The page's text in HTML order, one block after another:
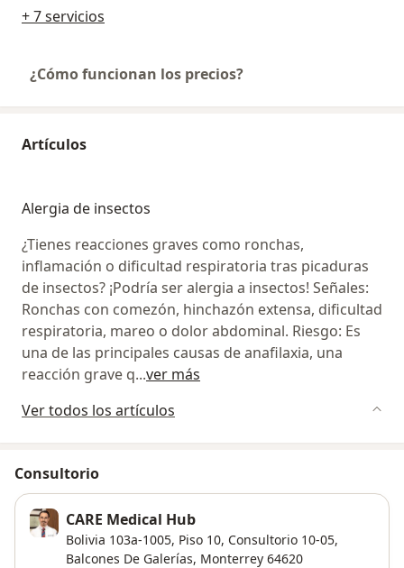
+ 7 servicios
¿Cómo funcionan los precios?
Artículos
Alergia de insectos
¿Tienes reacciones graves como ronchas,
inflamación o dificultad respiratoria tras picaduras
de insectos? ¡Podría ser alergia a insectos! Señales:
Ronchas con comezón, hinchazón extensa, dificultad
respiratoria, mareo o dolor abdominal. Riesgo: Es
una de las principales causas de anafilaxia, una
reacción grave q...ver más
Ver todos los artículos
Consultorio
CARE Medical Hub
Bolivia 103a-1005, Piso 10, Consultorio 10-05,
Balcones De Galerías, Monterrey 64620